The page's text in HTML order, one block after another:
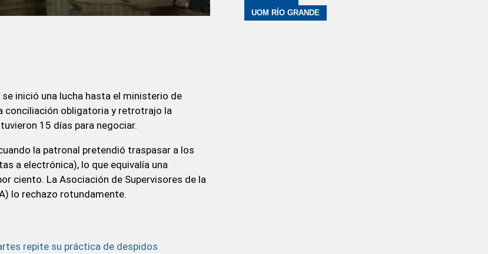
inició una lucha hasta el ministerio de
conciliación obligatoria y retrotrajo la
15 días para negociar.
la patronal pretendió traspasar a los
a electrónica), lo que equivalía una
ciento. La Asociación de Supervisores de la
lo rechazo rotundamente.
repite su práctica de despidos
UOM RÍO GRANDE